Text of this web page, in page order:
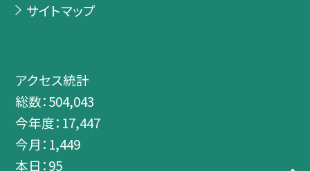
サイトマップ
アクセス統計
総数：504,043
今年度： 17,447
今月： 1,449
本日：95